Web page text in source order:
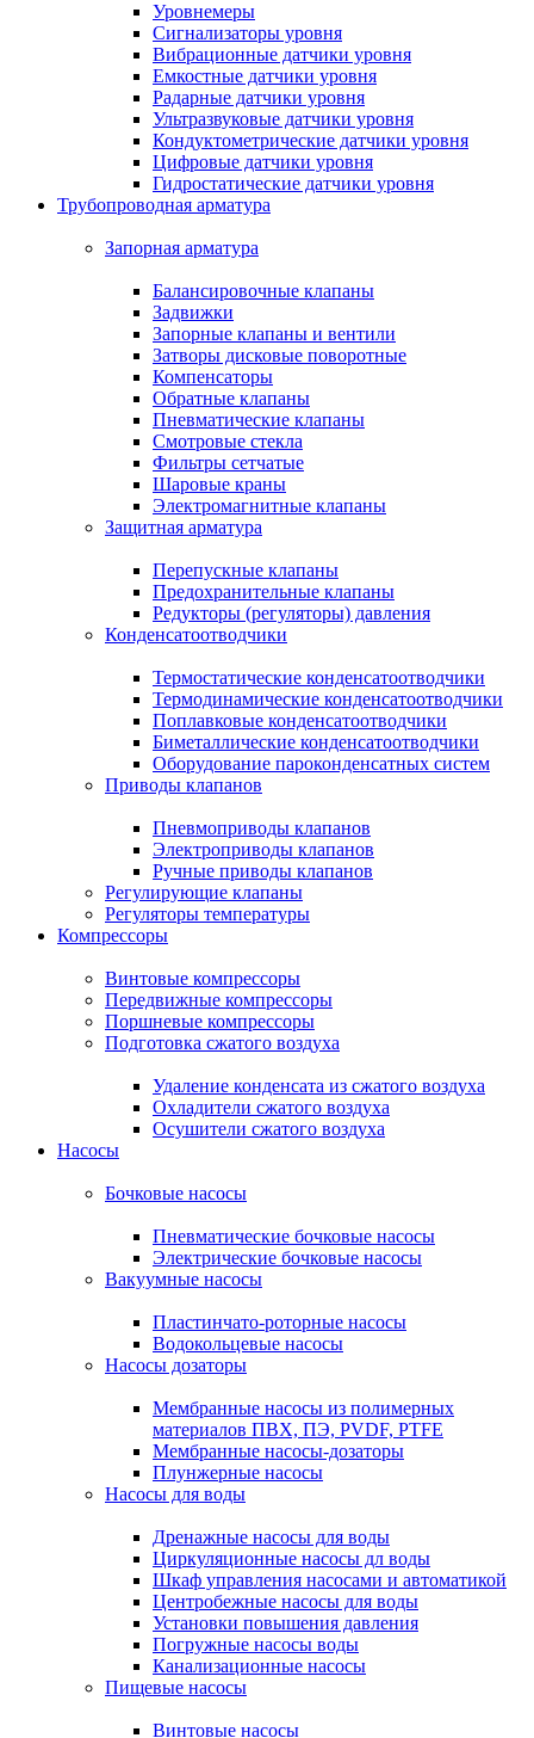
Уровнемеры
Сигнализаторы уровня
Вибрационные датчики уровня
Емкостные датчики уровня
Радарные датчики уровня
Ультразвуковые датчики уровня
Кондуктометрические датчики уровня
Цифровые датчики уровня
Гидростатические датчики уровня
Трубопроводная арматура
Запорная арматура
Балансировочные клапаны
Задвижки
Запорные клапаны и вентили
Затворы дисковые поворотные
Компенсаторы
Обратные клапаны
Пневматические клапаны
Смотровые стекла
Фильтры сетчатые
Шаровые краны
Электромагнитные клапаны
Защитная арматура
Перепускные клапаны
Предохранительные клапаны
Редукторы (регуляторы) давления
Конденсатоотводчики
Термостатические конденсатоотводчики
Термодинамические конденсатоотводчики
Поплавковые конденсатоотводчики
Биметаллические конденсатоотводчики
Оборудование пароконденсатных систем
Приводы клапанов
Пневмоприводы клапанов
Электроприводы клапанов
Ручные приводы клапанов
Регулирующие клапаны
Регуляторы температуры
Компрессоры
Винтовые компрессоры
Передвижные компрессоры
Поршневые компрессоры
Подготовка сжатого воздуха
Удаление конденсата из сжатого воздуха
Охладители сжатого воздуха
Осушители сжатого воздуха
Насосы
Бочковые насосы
Пневматические бочковые насосы
Электрические бочковые насосы
Вакуумные насосы
Пластинчато-роторные насосы
Водокольцевые насосы
Насосы дозаторы
Мембранные насосы из полимерных
материалов ПВХ, ПЭ, PVDF, PTFE
Мембранные насосы-дозаторы
Плунжерные насосы
Насосы для воды
Дренажные насосы для воды
Циркуляционные насосы дл воды
Шкаф управления насосами и автоматикой
Центробежные насосы для воды
Установки повышения давления
Погружные насосы воды
Канализационные насосы
Пищевые насосы
Винтовые насосы